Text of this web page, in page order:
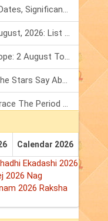
Shravan Somvar Vrat 2026: Dates, Significance & Rituals In August
Weekly Horoscope 3 To 9 August, 2026: List Of Fasts & Festivals
Numerology Weekly Horoscope: 2 August To 8 August, 2026
Friendship Day 2026: What The Stars Say About Your Best Friend!
Mars Transit In Gemini: Embrace The Period Full Of Energy & Intelligence
Calendar 2026
Ekadashi 2026
2026 Nag
2026 Raksha